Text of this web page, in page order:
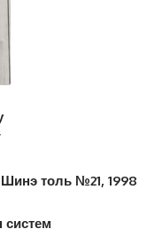
Шинэ толь №21, 1998
систем